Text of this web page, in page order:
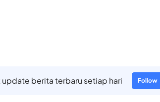
berita terbaru setiap hari Follow